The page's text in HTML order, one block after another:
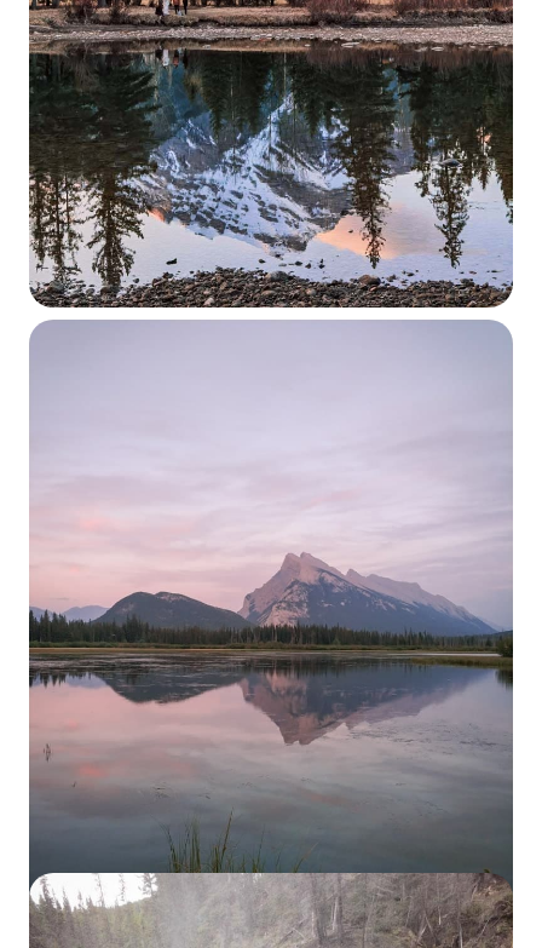
del día por lo que circula con los ojos bien abiertos
si te coincide en tiempo. Por la tarde, puedes
dedicarlo a recorrer ellagoMinnewanka,sea
alquilando una canoa, haciendo un crucero por el
lago o bien con alguna ruta de senderismo por sus
alrededores como la que sube al miradorAylmer
lugar excelente para
ver el atardecer
y un favorito
entre los locales es el
Two Jack lake o el